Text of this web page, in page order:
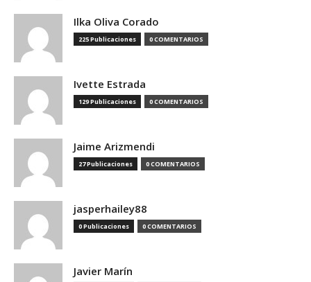
Ilka Oliva Corado
225 Publicaciones 0 COMENTARIOS
Ivette Estrada
129 Publicaciones 0 COMENTARIOS
Jaime Arizmendi
27 Publicaciones 0 COMENTARIOS
jasperhailey88
0 Publicaciones 0 COMENTARIOS
Javier Marín